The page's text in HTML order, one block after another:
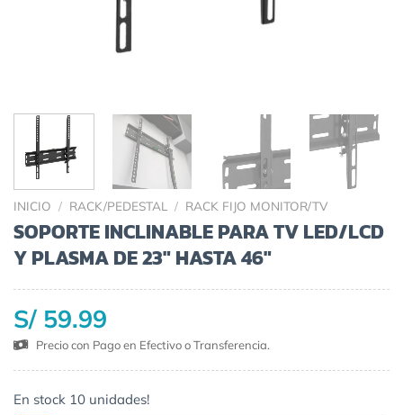
INICIO / RACK/PEDESTAL / RACK FIJO MONITOR/TV
SOPORTE INCLINABLE PARA TV LED/LCD
Y PLASMA DE 23″ HASTA 46″
S/ 59.99
Precio con Pago en Efectivo o Transferencia.
En stock 10 unidades!